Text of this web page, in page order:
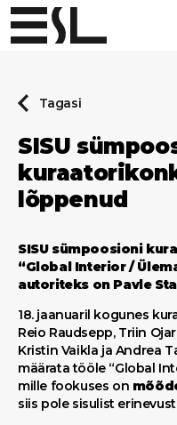
Tagasi
SISU
lõppenud
SISU sümpoosioni
“Global Interior /
autoriteks on Pavle
18. jaanuaril kogunes
Reio Raudsepp, Triin
Kristin Vaikla ja Andrea
määrata tööle “Global
mille fookuses on
siis pole sisulist